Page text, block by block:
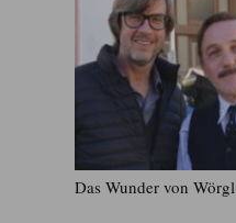
Das Wunder von Wörgl